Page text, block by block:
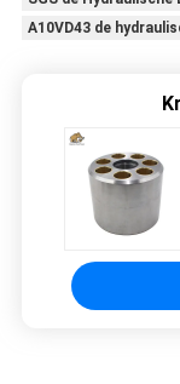
A10VD43 de